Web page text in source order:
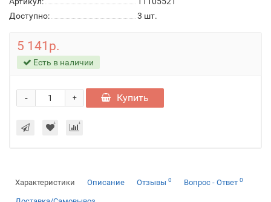
Доступно:
3 шт.
5 141р.
Есть в наличии
+
- Купить
Характеристики Описание Отзывы 0 Вопрос - Ответ 0